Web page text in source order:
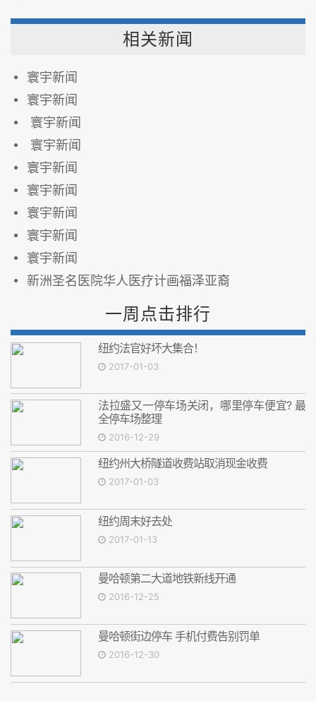
相关新闻
寰宇新闻
寰宇新闻
寰宇新闻
寰宇新闻
寰宇新闻
寰宇新闻
寰宇新闻
寰宇新闻
寰宇新闻
新洲圣名医院华人医疗计画福泽亚裔
一周点击排行
纽约法官好坏大集合！
2017-01-03
法拉盛又一停车场关闭，哪里停车便宜? 最
全停车场整理
2016-12-29
纽约州大桥隧道收费站取消现金收费
2017-01-03
纽约周末好去处
2017-01-13
曼哈顿第二大道地铁新线开通
2016-12-25
曼哈顿街边停车 手机付费告别罚单
2016-12-30